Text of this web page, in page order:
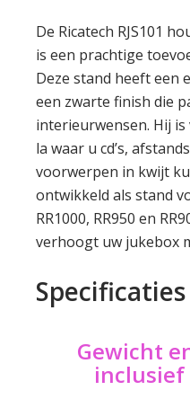
De Ricatech RJS101
is een prachtige
Deze stand heeft een
een zwarte finish die
interieurwensen. Hij
la waar u cd’s,
voorwerpen in kwijt
ontwikkeld als stand
RR1000, RR950 en
verhoogt uw jukebox
Specificaties
Gewicht